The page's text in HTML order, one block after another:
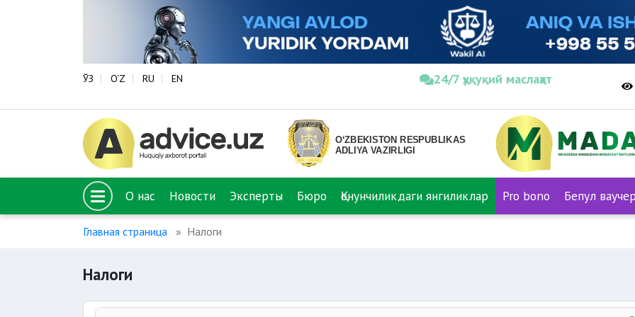
ЎЗ O‘Z RU EN 24/7 ҳуқуқий маслаҳат
О нас Новости Эксперты Бюро Қонунчиликдаги янгиликлар Pro bono Бепул
Главная страница Налоги
Налоги